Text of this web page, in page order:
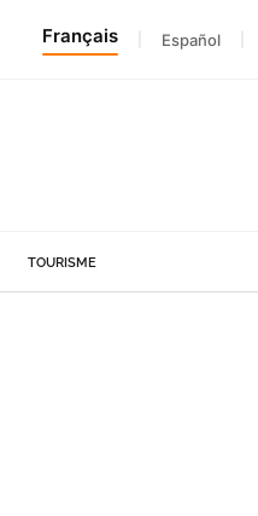
Français Español
TOURISME